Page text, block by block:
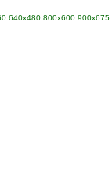
640x480 800x600 900x675